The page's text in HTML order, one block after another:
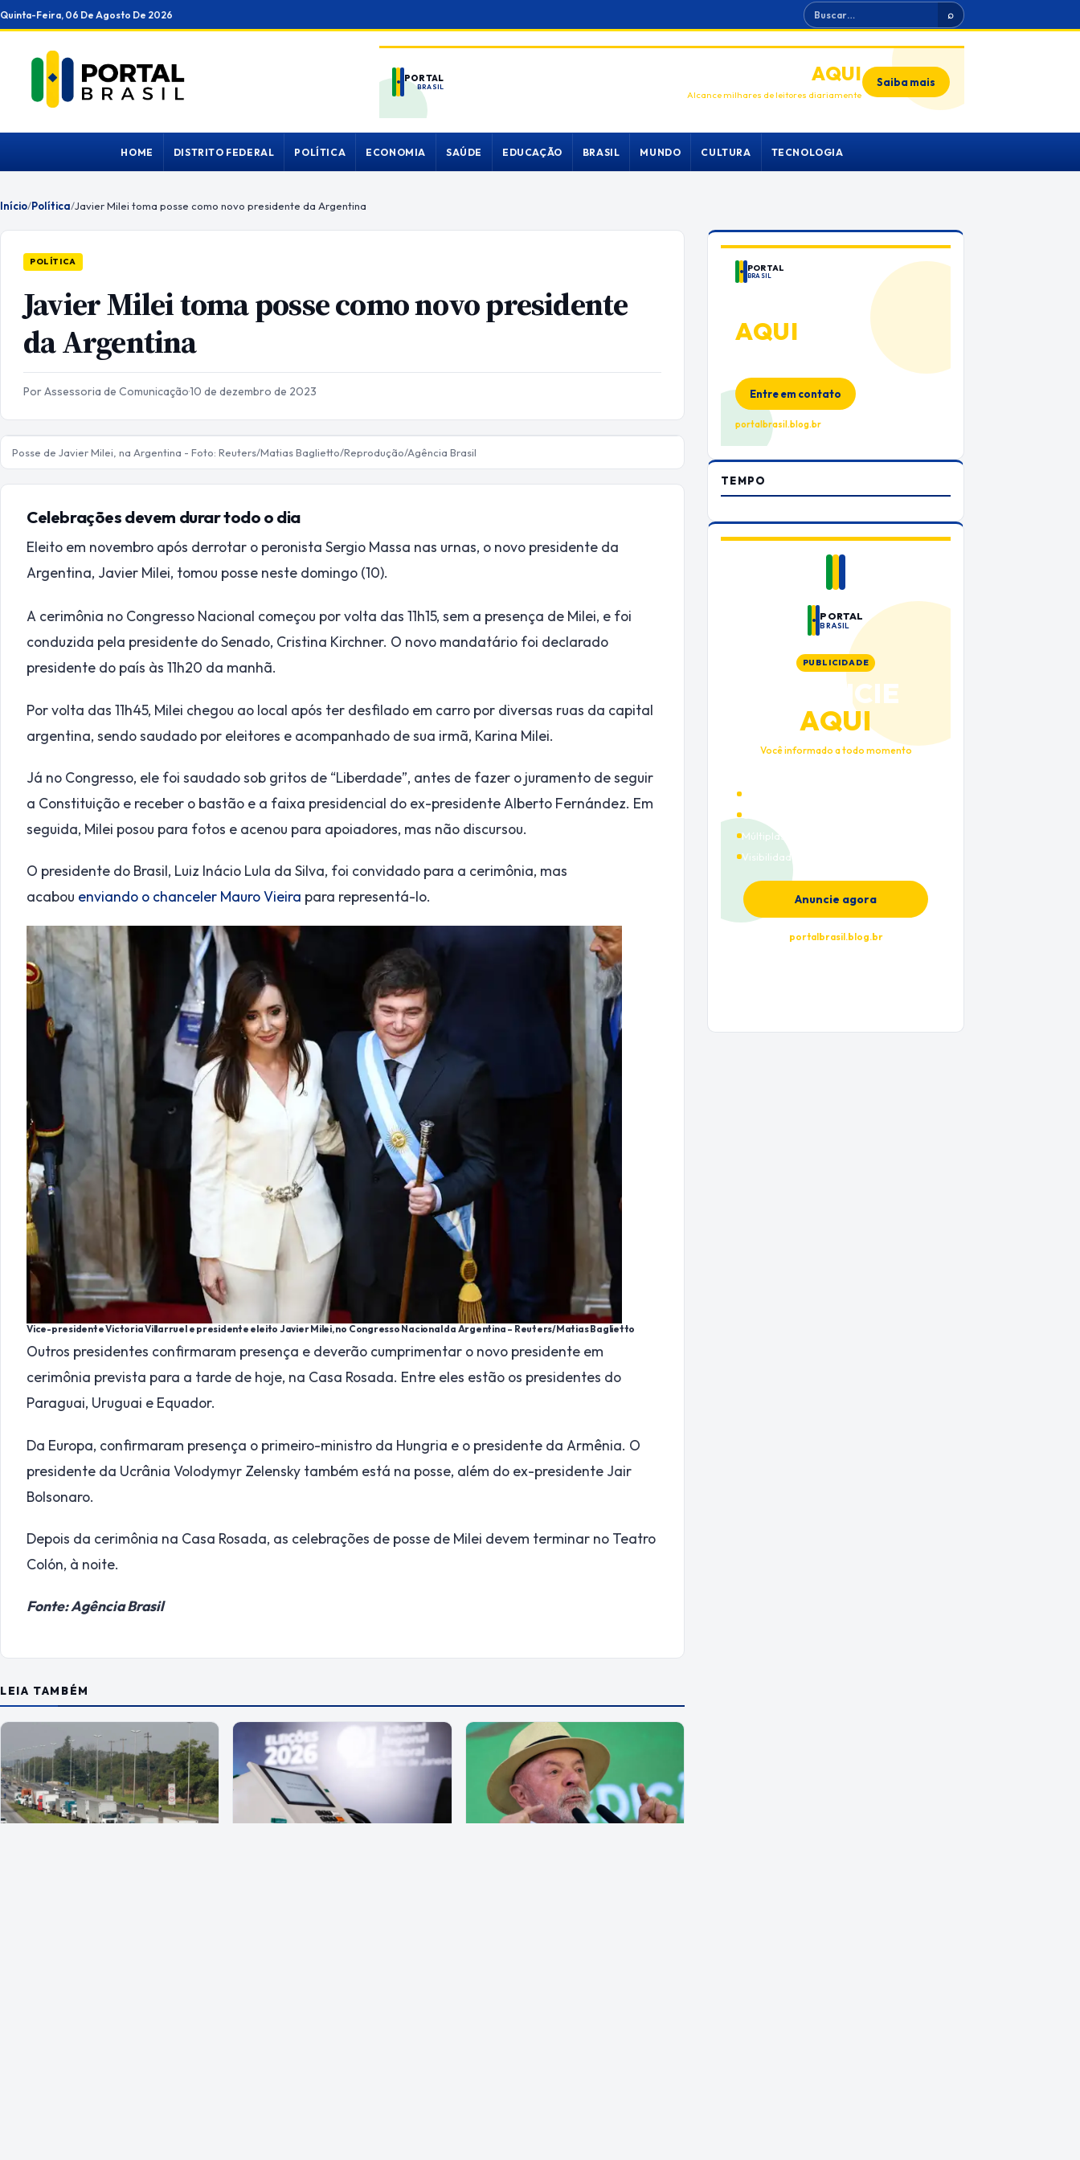
Ir
para
conteúdo
Quinta-Feira, 06 De Agosto De 2026 Buscar ⌕
PORTAL
BRASIL
ANUNCIEAQUI
Alcance milhares de leitores diariamente
Saiba mais
HOME DISTRITO FEDERAL POLÍTICA ECONOMIA SAÚDE EDUCAÇÃO BRASIL MUNDO CULTURA TECNOLOGIA
Início/Política/Javier Milei toma posse como novo presidente da Argentina
POLÍTICA
Javier Milei toma posse como novo presidente
da Argentina
Por Assessoria de Comunicação·10 de dezembro de 2023
Posse de Javier Milei, na Argentina - Foto: Reuters/Matias Baglietto/Reprodução/Agência Brasil
Celebrações devem durar todo o dia
Eleito em novembro após derrotar o peronista Sergio Massa nas urnas, o novo presidente da
Argentina, Javier Milei, tomou posse neste domingo (10).
A cerimônia no Congresso Nacional começou por volta das 11h15, sem a presença de Milei, e foi
conduzida pela presidente do Senado, Cristina Kirchner. O novo mandatário foi declarado
presidente do país às 11h20 da manhã.
Por volta das 11h45, Milei chegou ao local após ter desfilado em carro por diversas ruas da capital
argentina, sendo saudado por eleitores e acompanhado de sua irmã, Karina Milei.
Já no Congresso, ele foi saudado sob gritos de “Liberdade”, antes de fazer o juramento de seguir
a Constituição e receber o bastão e a faixa presidencial do ex-presidente Alberto Fernández. Em
seguida, Milei posou para fotos e acenou para apoiadores, mas não discursou.
O presidente do Brasil, Luiz Inácio Lula da Silva, foi convidado para a cerimônia, mas
acabou enviando o chanceler Mauro Vieira para representá-lo.
Vice-presidente Victoria Villarruel e presidente eleito Javier Milei, no Congresso Nacional da Argentina – Reuters/Matias Baglietto
Outros presidentes confirmaram presença e deverão cumprimentar o novo presidente em
cerimônia prevista para a tarde de hoje, na Casa Rosada. Entre eles estão os presidentes do
Paraguai, Uruguai e Equador.
Da Europa, confirmaram presença o primeiro-ministro da Hungria e o presidente da Armênia. O
presidente da Ucrânia Volodymyr Zelensky também está na posse, além do ex-presidente Jair
Bolsonaro.
Depois da cerimônia na Casa Rosada, as celebrações de posse de Milei devem terminar no Teatro
Colón, à noite.
Fonte: Agência Brasil
LEIA TAMBÉM
PORTAL
BRASIL
AQUI
Espaço premium para sua marca
Entre em contato
portalbrasil.blog.br
TEMPO
PORTAL
BRASIL
PUBLICIDADE
ANUNCIE
AQUI
Você informado a todo momento
Múltiplas categorias
Visibilidade premium
Anuncie agora
portalbrasil.blog.br